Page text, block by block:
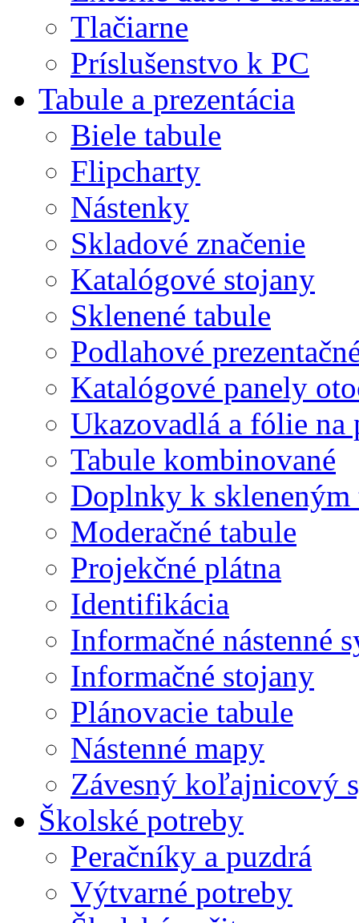
Tlačiarne
Príslušenstvo k PC
Tabule a prezentácia
Biele tabule
Flipcharty
Nástenky
Skladové značenie
Katalógové stojany
Sklenené tabule
Podlahové
Katalógové panely
Ukazovadlá a fólie na
Tabule kombinované
Doplnky k skleneným
Moderačné tabule
Projekčné plátna
Identifikácia
Informačné nástenné
Informačné stojany
Plánovacie tabule
Nástenné mapy
Závesný koľajnicový
Školské potreby
Peračníky a puzdrá
Výtvarné potreby